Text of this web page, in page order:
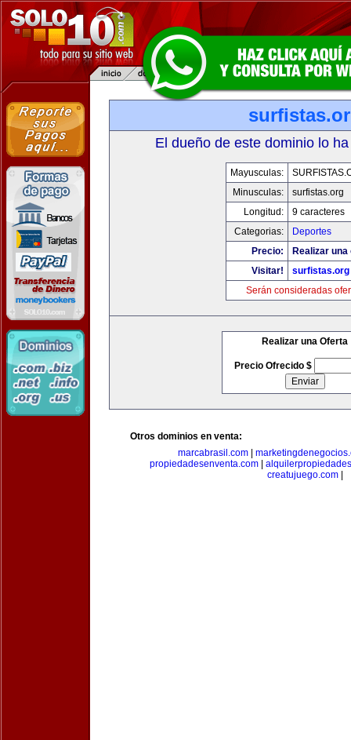
El dueño de este dominio lo
Mayusculas:
Minusculas:
surfistas.org
Longitud:
9 caracteres
Categorias:
Deportes
Precio:
Realizar
Visitar!
surfistas.org
Serán consideradas
Realizar una Oferta
Precio Ofrecido $
Otros dominios en venta:
marcabrasil.com
propiedadesenventa.com
creatujuego.com|